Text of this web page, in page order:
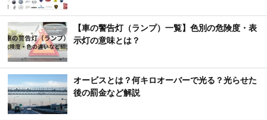
【車の警告灯（ランプ）一覧】色別の危険度・表
示灯の意味とは？
オービスとは？何キロオーバーで光る？光らせた
後の罰金など解説